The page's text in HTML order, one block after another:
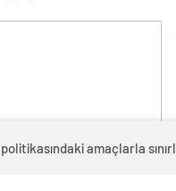
istasyonlarında
amaçlarla